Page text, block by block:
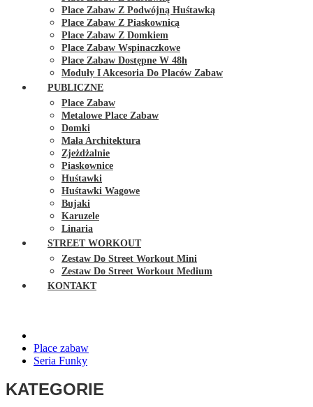
Place Zabaw Z Podwójną Huśtawką
Place Zabaw Z Piaskownicą
Place Zabaw Z Domkiem
Place Zabaw Wspinaczkowe
Place Zabaw Dostępne W 48h
Moduły I Akcesoria Do Placów Zabaw
PUBLICZNE
Place Zabaw
Metalowe Place Zabaw
Domki
Mała Architektura
Zjeżdżalnie
Piaskownice
Huśtawki
Huśtawki Wagowe
Bujaki
Karuzele
Linaria
STREET WORKOUT
Zestaw Do Street Workout Mini
Zestaw Do Street Workout Medium
KONTAKT
Place zabaw
Seria Funky
KATEGORIE